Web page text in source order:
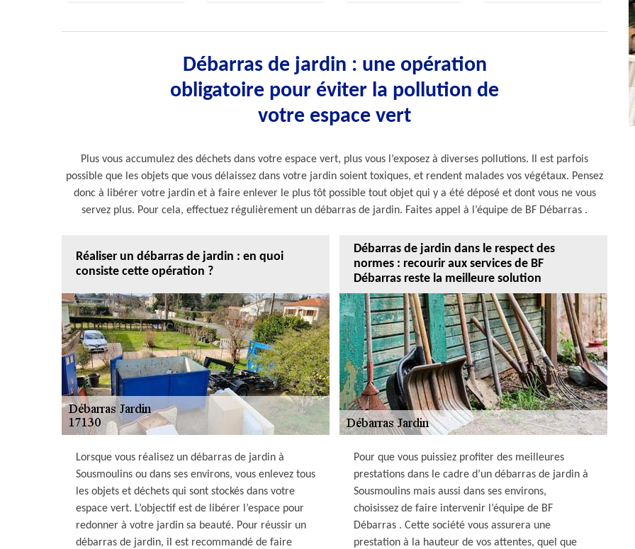
Débarras de jardin : une opération
obligatoire pour éviter la pollution de
votre espace vert
Plus vous accumulez des déchets dans votre espace vert, plus vous l’exposez à diverses pollutions. Il est parfois
possible que les objets que vous délaissez dans votre jardin soient toxiques, et rendent malades vos végétaux. Pensez
donc à libérer votre jardin et à faire enlever le plus tôt possible tout objet qui y a été déposé et dont vous ne vous
servez plus. Pour cela, effectuez régulièrement un débarras de jardin. Faites appel à l’équipe de BF Débarras .
Réaliser un débarras de jardin : en quoi
consiste cette opération ?
Lorsque vous réalisez un débarras de jardin à
Sousmoulins ou dans ses environs, vous enlevez tous
les objets et déchets qui sont stockés dans votre
espace vert. L’objectif est de libérer l’espace pour
redonner à votre jardin sa beauté. Pour réussir un
débarras de jardin, il est recommandé de faire
Débarras de jardin dans le respect des
normes : recourir aux services de BF
Débarras reste la meilleure solution
Pour que vous puissiez profiter des meilleures
prestations dans le cadre d’un débarras de jardin à
Sousmoulins mais aussi dans ses environs,
choisissez de faire intervenir l’équipe de BF
Débarras . Cette société vous assurera une
prestation à la hauteur de vos attentes, quel que